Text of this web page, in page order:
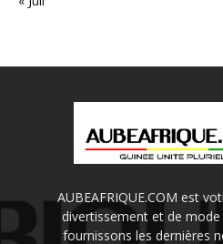
AUBEAFRIQUE.COM est
divertissement et de
fournissons les dernières